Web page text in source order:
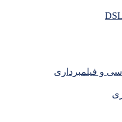
و فیلمبرداری